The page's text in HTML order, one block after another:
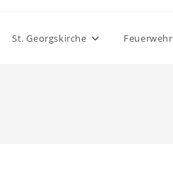
St. Georgskirche Feuerwehr